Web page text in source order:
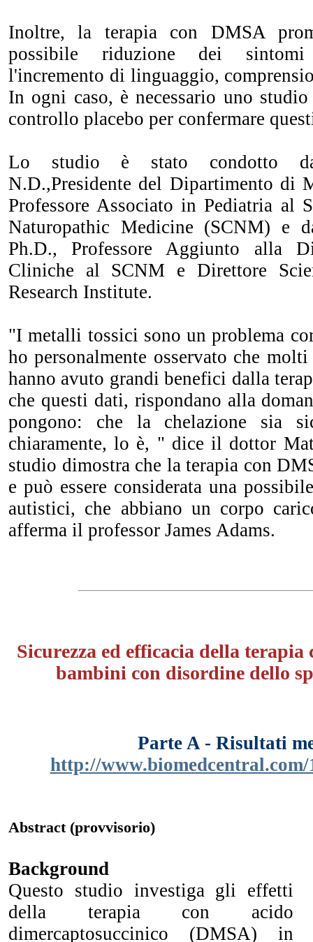
Inoltre, la terapia con DMSA
possibile riduzione dei
l'incremento di linguaggio,
In ogni caso, è necessario uno
controllo placebo per confermare
Lo studio è stato condotto
N.D.,Presidente del Dipartimento di
Professore Associato in Pediatria al
Naturopathic Medicine (SCNM) e
Ph.D., Professore Aggiunto alla
Cliniche al SCNM e Direttore
Research Institute.
"I metalli tossici sono un problema
ho personalmente osservato che
hanno avuto grandi benefici dalla
che questi dati, rispondano alla
pongono: che la chelazione sia
chiaramente, lo è, " dice il dottor
studio dimostra che la terapia con
e può essere considerata una
autistici, che abbiano un corpo
afferma il professor James Adams.
Sicurezza ed efficacia della
bambini con disordine dello
Parte A - Risultati
http://www.biomedcentral.com/
Abstract (provvisorio)
Background
Questo studio investiga gli effetti
della terapia con acido
dimercaptosuccinico (DMSA) in